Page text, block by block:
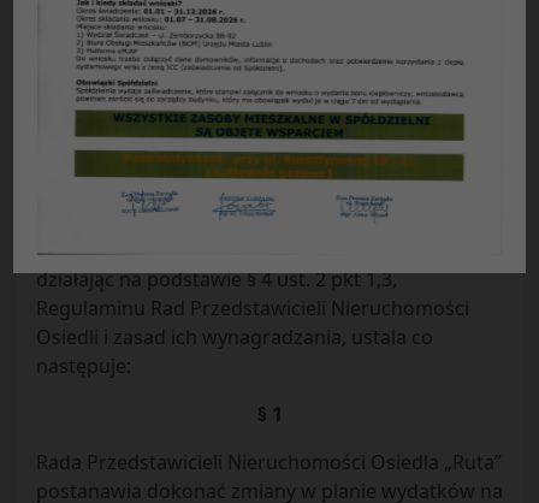
UCHWAŁA NR 22/2020
Rady Przedstawicieli Nieruchomości Osiedla „Ruta”
z dnia 06.08.2020 r.
w sprawie:zmiany w planie wydatków z funduszu
remontowego na 2020 r. dla nieruchomości przy
ul. Jutrzenki 10.
Rada Przedstawicieli Nieruchomości Osiedla „Ruta”
Spółdzielni Mieszkaniowej „CZUBY” w Lublinie,
działając na podstawie § 4 ust. 2 pkt 1,3,
Regulaminu Rad Przedstawicieli Nieruchomości
Osiedli i zasad ich wynagradzania, ustala co
następuje:
§ 1
Rada Przedstawicieli Nieruchomości Osiedla „Ruta”
postanawia dokonać zmiany w planie wydatków na